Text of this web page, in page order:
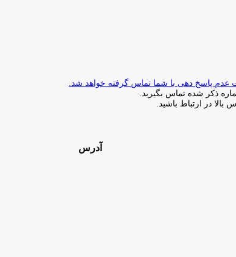
ذکر شده تماس بگیرید.
در ارتباط باشید.
آدرس